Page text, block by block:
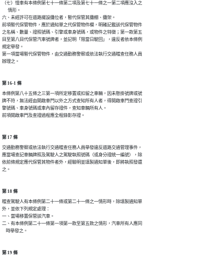
（七）慢車有本條例第七十一條第二項及第七十一條之一第二項應沒入之
      情形。
六、未經許可在道路擺設攤位者，暫代保管其攤棚、攤架。
前項暫代保管物件，應於通知單之代保管物件欄，明確記載該代保管物件
之名稱、數量、證照號碼、引擎或車身號碼，或物件之特徵；第一款第五
目至第八目代保管汽車號牌者，並記明「限當日駛回」，違反者依本條例
規定舉發。
第一項當場暫代保管物件，由交通勤務警察或依法執行交通稽查任務人員
辦理之。
第 16-1 條
本條例第八十五條之三第一項所定移置或扣留之車輛，因未懸掛號牌或號
牌不符，無法經由開啟車門以外之方式查知所有人者，得開啟車門查證引
擎號碼、車身號碼或車內留存證件，查知車輛所有人。
前項開啟車門及查證過程應全程錄影存證。
第 17 條
交通勤務警察或依法執行交通稽查任務人員舉發違反道路交通管理事件，
應當場查記車輛牌照及駕駛人之駕駛執照號碼（或身分證統一編號），除
依前條規定應代保管其物件者外，經驗明並填製通知單後，即將執照發還
之。
第 18 條
稽查駕駛人有本條例第二十一條或第二十一條之一情形時，除填製通知單
外，並依下列規定處理：
一、當場移置保管該汽車。
二、有本條例第二十一條第一項第一款至第五款之情形，汽車所有人應同
    時舉發之。
第 19 條